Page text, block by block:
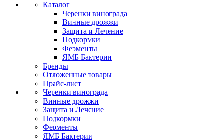
Каталог
Черенки винограда
Винные дрожжи
Защита и Лечение
Подкормки
Ферменты
ЯМБ Бактерии
Бренды
Отложенные товары
Прайс-лист
Черенки винограда
Винные дрожжи
Защита и Лечение
Подкормки
Ферменты
ЯМБ Бактерии